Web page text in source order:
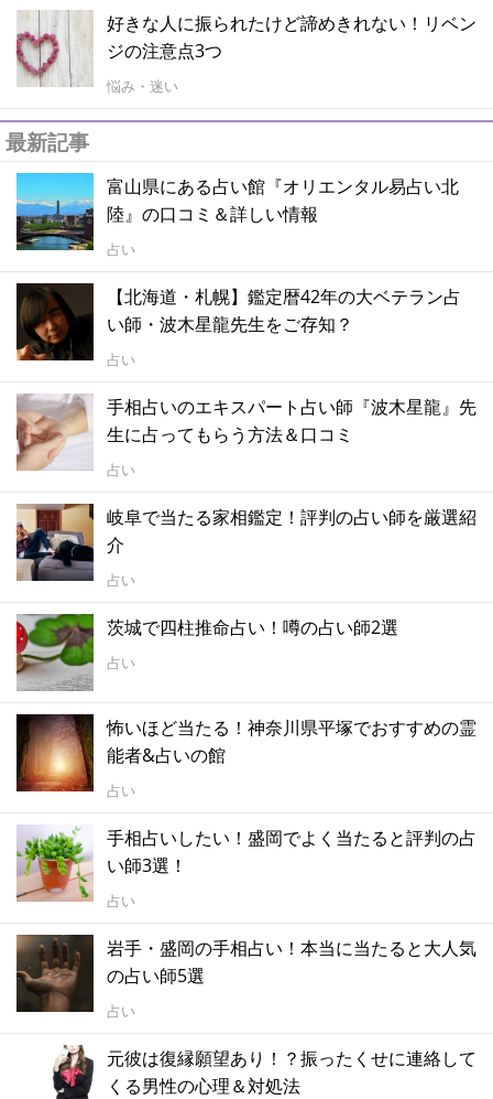
好きな人に振られたけど諦めきれない！リベン
ジの注意点3つ
悩み・迷い
最新記事
富山県にある占い館『オリエンタル易占い北
陸』の口コミ＆詳しい情報
占い
【北海道・札幌】鑑定暦42年の大ベテラン占
い師・波木星龍先生をご存知？
占い
手相占いのエキスパート占い師『波木星龍』先
生に占ってもらう方法＆口コミ
占い
岐阜で当たる家相鑑定！評判の占い師を厳選紹
介
占い
茨城で四柱推命占い！噂の占い師2選
占い
怖いほど当たる！神奈川県平塚でおすすめの霊
能者&占いの館
占い
手相占いしたい！盛岡でよく当たると評判の占
い師3選！
占い
岩手・盛岡の手相占い！本当に当たると大人気
の占い師5選
占い
元彼は復縁願望あり！？振ったくせに連絡して
くる男性の心理＆対処法